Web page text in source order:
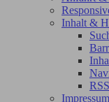
Inhalt &
RSS